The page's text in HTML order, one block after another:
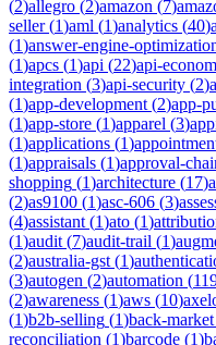
(2)allegro (2)amazon (7)
seller(1)aml (1)analytics (40)
(1)answer-engine-
(1)apcs (1)api (22)api-
integration (3)api-security (2)
(1)app-development (2)app-
(1)app-store (1)apparel (3)
(1)applications (1)
(1)appraisals (1)approval-
shopping (1)architecture (17)
(2)as9100 (1)asc-606 (3)
(4)assistant (1)ato (1)
(1)audit (7)audit-trail (1)
(2)australia-gst (1)
(3)autogen (2)automation (
(2)awareness (1)aws (10)
(1)b2b-selling (1)back-market
reconciliation (1)barcode (1)